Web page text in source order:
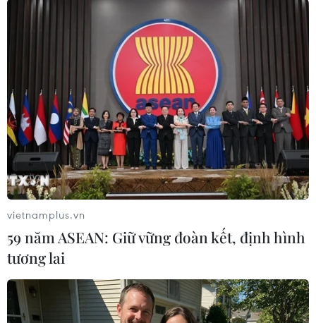
trợ nhân đạo./.
(TTXVN/Vietnam+)
#cuộc xung đột #Liên minh châu Phi
#ngừng bắn
vietnamplus.vn
59 năm ASEAN: Giữ vững đoàn kết, định hình
tương lai